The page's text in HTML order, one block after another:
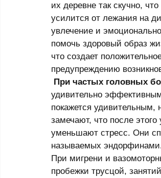
их деревне так скучно,
усилится от лежания на
увлечение и
помочь здоровый образ
что создает
предупреждению
При частых головных
удивительно
покажется
замечают, что после
уменьшают стресс. Они
называемых
При мигрени и
пробежки трусцой,